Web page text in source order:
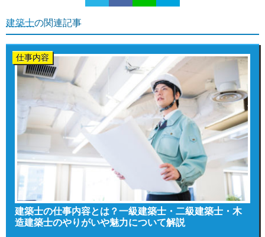
建築士の関連記事
仕事内容
建築士の仕事内容とは？一級建築士・二級建築士・木
造建築士のやりがいや魅力について解説